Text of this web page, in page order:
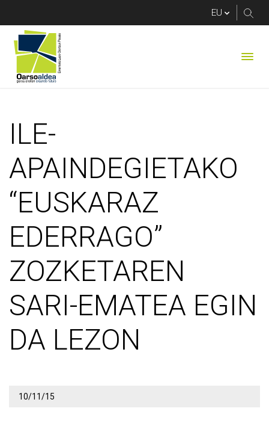
ILE-
APAINDEGIETAKO
“EUSKARAZ
EDERRAGO”
ZOZKETAREN
SARI-EMATEA EGIN
DA LEZON
10/11/15